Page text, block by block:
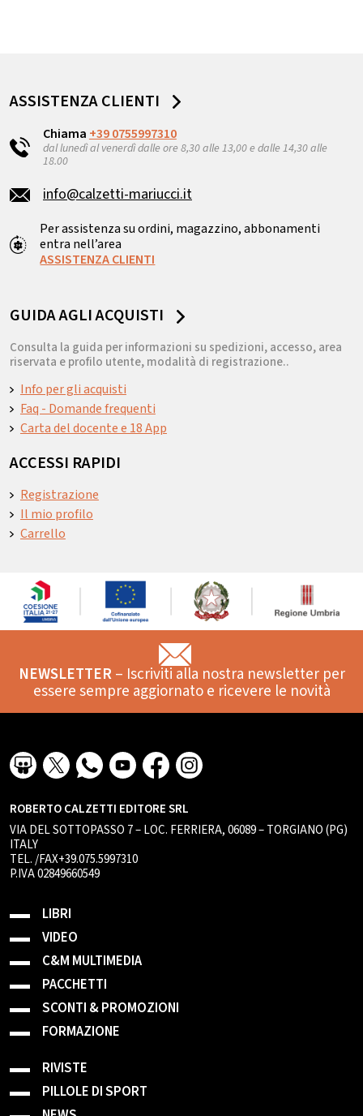
ASSISTENZA CLIENTI
Chiama +39 0755997310
dal lunedì al venerdì dalle ore 8,30 alle 13,00 e dalle 14,30 alle
18.00
info@calzetti-mariucci.it
Per assistenza su ordini, magazzino, abbonamenti
entra nell’area
ASSISTENZA CLIENTI
GUIDA AGLI ACQUISTI
Consulta la guida per informazioni su spedizioni, accesso, area
riservata e profilo utente, modalità di registrazione..
Info per gli acquisti
Faq - Domande frequenti
Carta del docente e 18 App
ACCESSI RAPIDI
Registrazione
Il mio profilo
Carrello
NEWSLETTER– Iscriviti alla nostra newsletter per
essere sempre aggiornato e ricevere le novità
ROBERTO CALZETTI EDITORE SRL
VIA DEL SOTTOPASSO 7 – LOC. FERRIERA, 06089 – TORGIANO (PG)
ITALY
TEL. /FAX+39.075.5997310
P.IVA 02849660549
LIBRI
VIDEO
C&M MULTIMEDIA
PACCHETTI
SCONTI & PROMOZIONI
FORMAZIONE
RIVISTE
PILLOLE DI SPORT